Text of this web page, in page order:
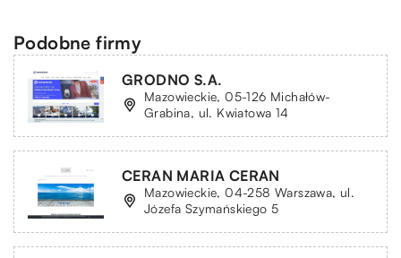
Podobne firmy
GRODNO S.A.
Mazowieckie, 05-126 Michałów-
Grabina, ul. Kwiatowa 14
CERAN MARIA CERAN
Mazowieckie, 04-258 Warszawa, ul.
Józefa Szymańskiego 5